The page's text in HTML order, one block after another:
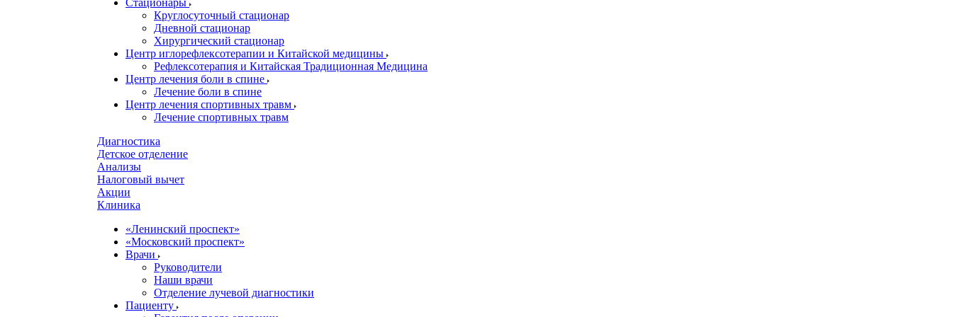
Стационары
Круглосуточный стационар
Дневной стационар
Хирургический стационар
Центр иглорефлексотерапии и Китайской медицины
Рефлексотерапия и Китайская Традиционная Медицина
Центр лечения боли в спине
Лечение боли в спине
Центр лечения спортивных травм
Лечение спортивных травм
Диагностика
Детское отделение
Анализы
Налоговый вычет
Акции
Клиника
«Ленинский проспект»
«Московский проспект»
Врачи
Руководители
Наши врачи
Отделение лучевой диагностики
Пациенту